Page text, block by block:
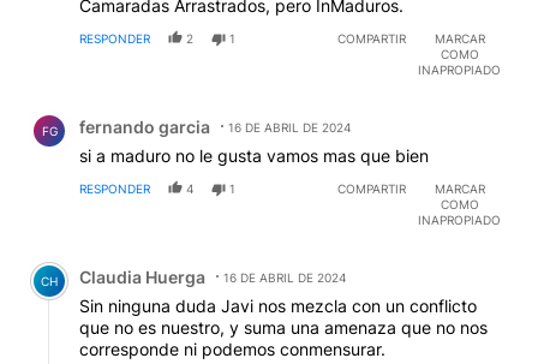
Camaradas Arrastrados, pero InMaduros.
RESPONDER 2 1 COMPARTIR
MARCAR
COMO
INAPROPIADO
FG fernando garcia 16 DE ABRIL DE 2024
si a maduro no le gusta vamos mas que bien
RESPONDER 4 1 COMPARTIR
MARCAR
COMO
INAPROPIADO
Comentario de Claudia Huerga.
CH Claudia Huerga 16 DE ABRIL DE 2024
Sin ninguna duda Javi nos mezcla con un conflicto
que no es nuestro, y suma una amenaza que no nos
corresponde ni podemos conmensurar.